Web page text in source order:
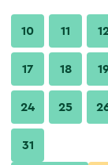
Proveedor
10 11
17 18
24 25
31